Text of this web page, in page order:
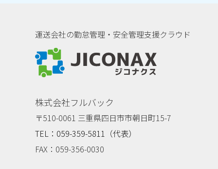
運送会社の勤怠管理・安全管理支援クラウド
株式会社フルバック
〒510-0061 三重県四日市市朝日町15-7
TEL：059-359-5811（代表）
FAX：059-356-0030